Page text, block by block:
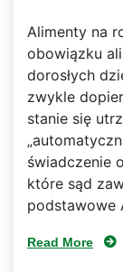
Alimenty na
obowiązku
dorosłych
zwykle
stanie się
świadczenie
które sąd
podstawowe
Read More